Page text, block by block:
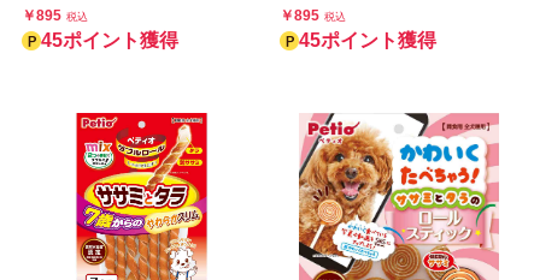
￥895 税込
45ポイント獲得
￥895 税込
45ポイント獲得